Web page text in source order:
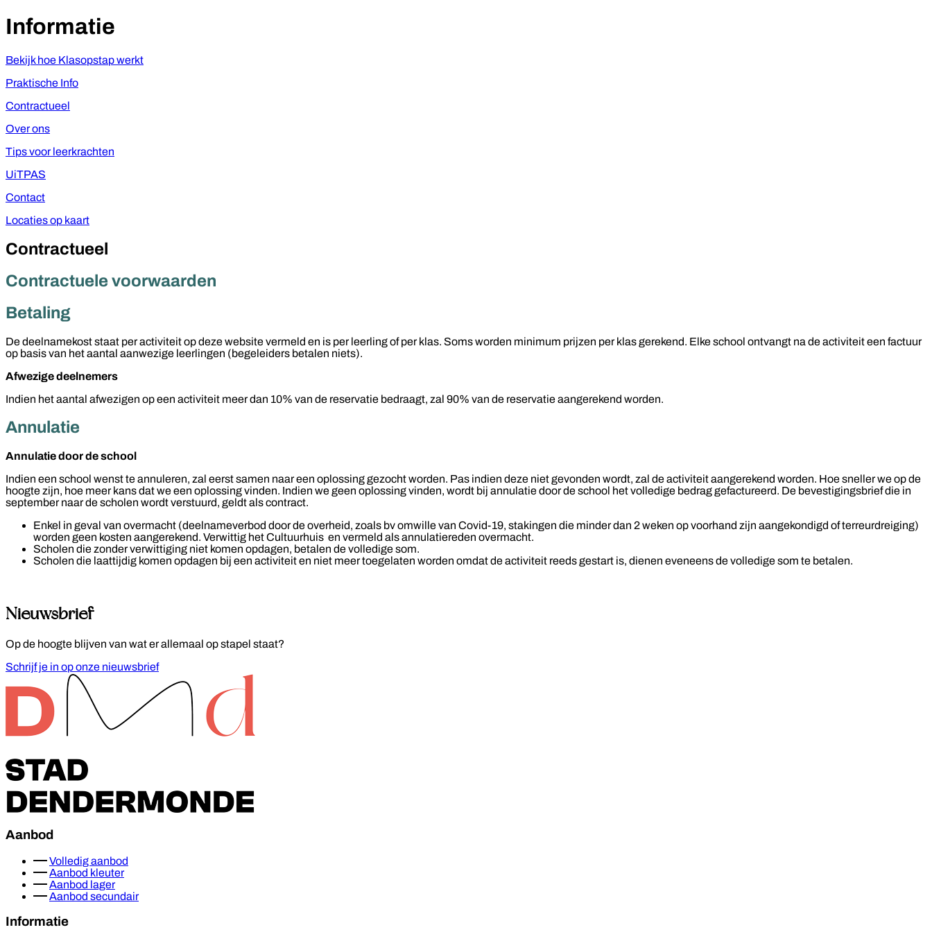
Informatie
Bekijk hoe Klasopstap werkt
Praktische Info
Contractueel
Over ons
Tips voor leerkrachten
UiTPAS
Contact
Locaties op kaart
Contractueel
Contractuele voorwaarden
Betaling
De deelnamekost staat per activiteit op deze website vermeld en is per leerling of per klas. Soms worden minimum prijzen per klas gerekend. Elke school ontvangt na de activiteit een factuur
op basis van het aantal aanwezige leerlingen (begeleiders betalen niets).
Afwezige deelnemers
Indien het aantal afwezigen op een activiteit meer dan 10% van de reservatie bedraagt, zal 90% van de reservatie aangerekend worden.
Annulatie
Annulatie door de school
Indien een school wenst te annuleren, zal eerst samen naar een oplossing gezocht worden. Pas indien deze niet gevonden wordt, zal de activiteit aangerekend worden. Hoe sneller we op de
hoogte zijn, hoe meer kans dat we een oplossing vinden. Indien we geen oplossing vinden, wordt bij annulatie door de school het volledige bedrag gefactureerd. De bevestigingsbrief die in
september naar de scholen wordt verstuurd, geldt als contract.
Enkel in geval van overmacht (deelnameverbod door de overheid, zoals bv omwille van Covid-19, stakingen die minder dan 2 weken op voorhand zijn aangekondigd of terreurdreiging)
worden geen kosten aangerekend. Verwittig het Cultuurhuis en vermeld als annulatiereden overmacht.
Scholen die zonder verwittiging niet komen opdagen, betalen de volledige som.
Scholen die laattijdig komen opdagen bij een activiteit en niet meer toegelaten worden omdat de activiteit reeds gestart is, dienen eveneens de volledige som te betalen.
Nieuwsbrief
Op de hoogte blijven van wat er allemaal op stapel staat?
Schrijf je in op onze nieuwsbrief
Aanbod
Volledig aanbod
Aanbod kleuter
Aanbod lager
Aanbod secundair
Informatie